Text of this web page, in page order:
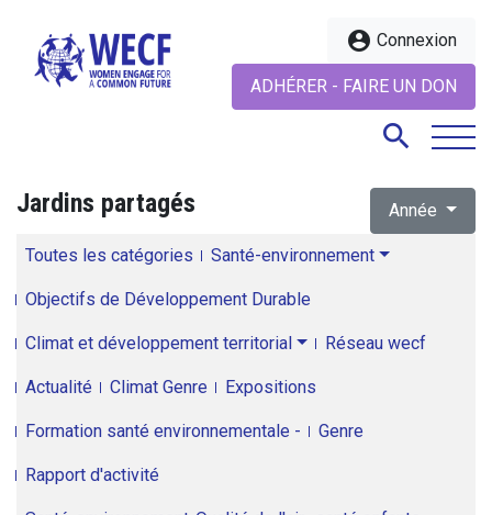
account_circle Connexion
ADHÉRER - FAIRE UN DON
search
Jardins partagés Année
Toutes les catégories Santé-environnement
Objectifs de Développement Durable
Climat et développement territorial Réseau wecf
Actualité Climat Genre Expositions
Formation santé environnementale - Genre
Rapport d'activité